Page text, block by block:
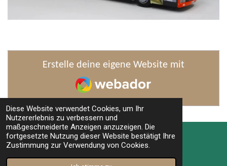
Diese Website verwendet Cookies, um Ihr
Nutzererlebnis zu verbessern und
maßgeschneiderte Anzeigen anzuzeigen. Die
fortgesetzte Nutzung dieser Website bestätigt Ihre
Zustimmung zur Verwendung von Cookies.
Erstelle deine eigene Website mit
Webador
TOP